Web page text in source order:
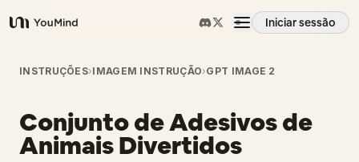
YouMind
Iniciar sessão
Visão geral
Casos de uso
INSTRUÇÕES›IMAGEM INSTRUÇÃO›GPT IMAGE 2
Conjunto de Adesivos de
Animais Divertidos